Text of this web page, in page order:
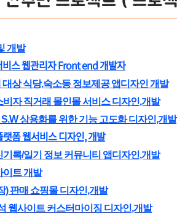
개발
비스 웹관리자 Front end 개발자
상 식당,숙소등 정보제공 앱디자인 개발
자 직거래 몰인몰 서비스 디자인,개발
상용화를 위한 기능 고도화 디자인,개발
폼 웹서비스 디자인, 개발
록/일기 정보 커뮤니티 앱디자인,개발
이트 개발
) 판매 쇼핑몰 디자인,개발
웹사이트 커스터마이징 디자인,개발